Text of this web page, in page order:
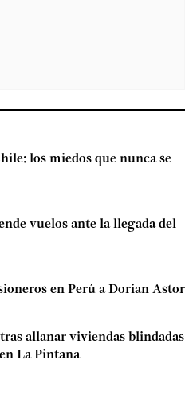
los miedos que nunca se
vuelos ante la llegada del
en Perú a Dorian Astor
allanar viviendas blindadas
La Pintana